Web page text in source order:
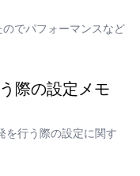
でパフォーマンスなど
際の設定メモ
を行う際の設定に関す